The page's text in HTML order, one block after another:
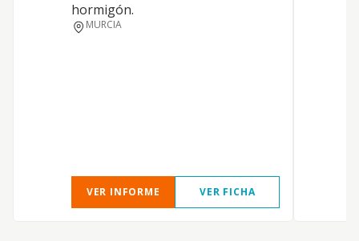
hormigón.
MURCIA
VER INFORME VER FICHA